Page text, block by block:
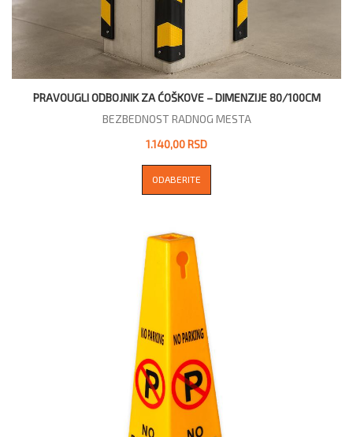
PRAVOUGLI ODBOJNIK ZA ĆOŠKOVE – DIMENZIJE 80/100CM
BEZBEDNOST RADNOG MESTA
1.140,00 RSD
ODABERITE